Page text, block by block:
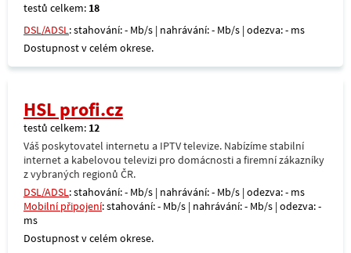
testů celkem: 18
DSL/ADSL: stahování: - Mb/s | nahrávání: - Mb/s | odezva: - ms
Dostupnost v celém okrese.
HSL profi.cz
testů celkem: 12
Váš poskytovatel internetu a IPTV televize. Nabízíme stabilní
internet a kabelovou televizi pro domácnosti a firemní zákazníky
z vybraných regionů ČR.
DSL/ADSL: stahování: - Mb/s | nahrávání: - Mb/s | odezva: - ms
Mobilní připojení: stahování: - Mb/s | nahrávání: - Mb/s | odezva: -
ms
Dostupnost v celém okrese.